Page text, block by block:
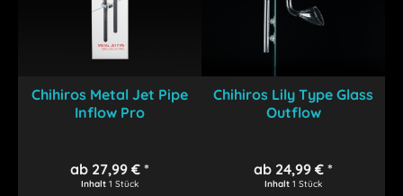
Chihiros Metal Jet Pipe
Inflow Pro
ab 27,99 € *
Inhalt1 Stück
Chihiros Lily Type Glass
Outflow
ab 24,99 € *
Inhalt1 Stück